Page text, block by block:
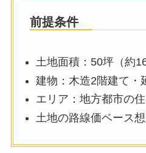
前提条件
土地面積：50坪（約
建物：木造2階建て・
エリア：地方都市の
土地の路線価ベース